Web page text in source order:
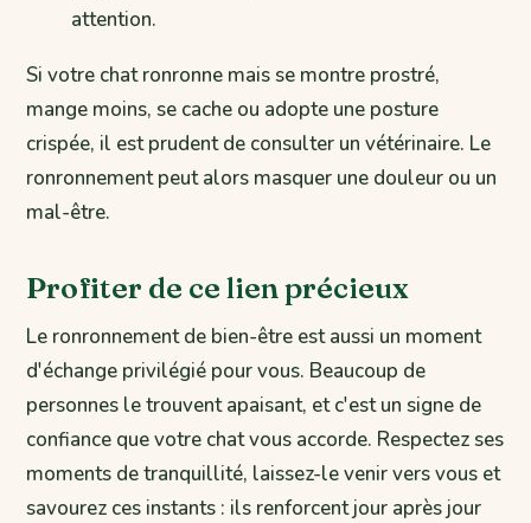
attention.
Si votre chat ronronne mais se montre prostré,
mange moins, se cache ou adopte une posture
crispée, il est prudent de consulter un vétérinaire. Le
ronronnement peut alors masquer une douleur ou un
mal-être.
Profiter de ce lien précieux
Le ronronnement de bien-être est aussi un moment
d'échange privilégié pour vous. Beaucoup de
personnes le trouvent apaisant, et c'est un signe de
confiance que votre chat vous accorde. Respectez ses
moments de tranquillité, laissez-le venir vers vous et
savourez ces instants : ils renforcent jour après jour